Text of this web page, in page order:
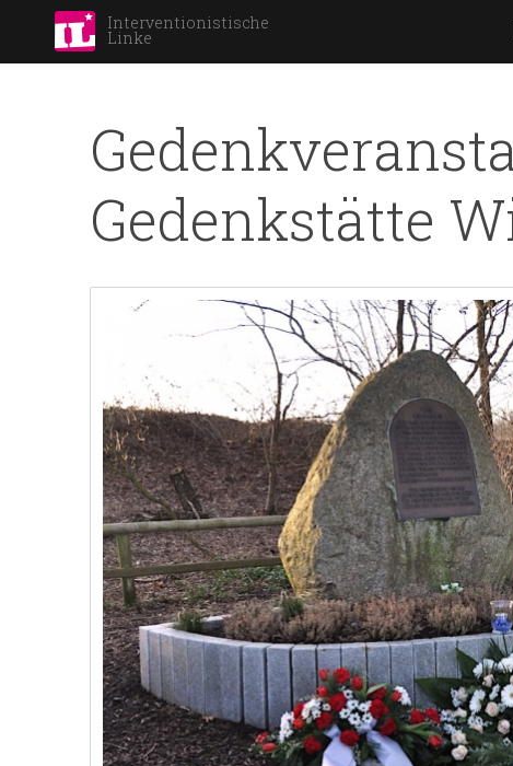
Interventionistische
Linke
Gedenkstätte